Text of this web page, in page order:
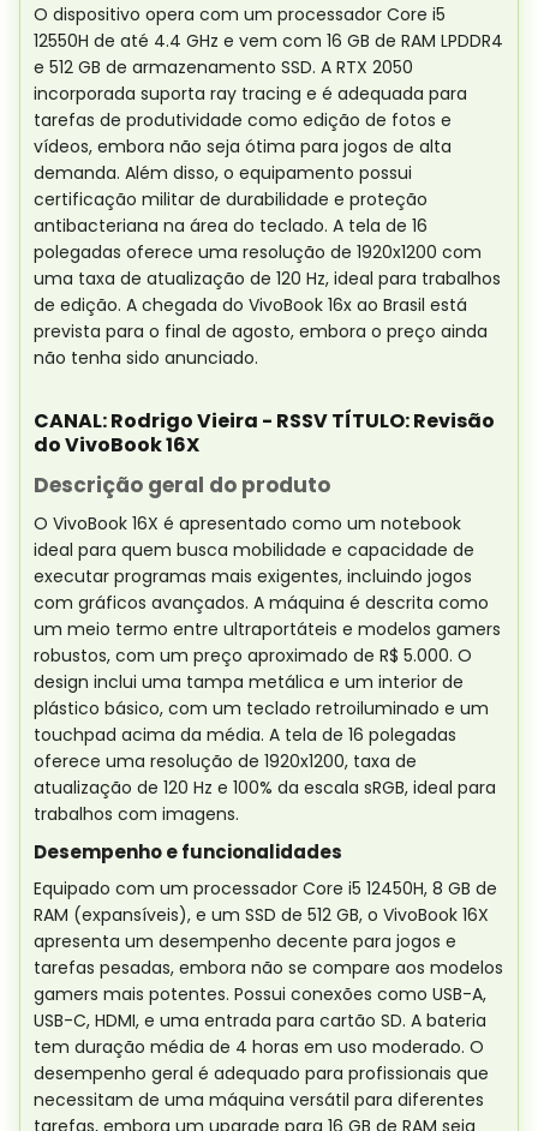
O dispositivo opera com um processador Core i5
12550H de até 4.4 GHz e vem com 16 GB de RAM LPDDR4
e 512 GB de armazenamento SSD. A RTX 2050
incorporada suporta ray tracing e é adequada para
tarefas de produtividade como edição de fotos e
vídeos, embora não seja ótima para jogos de alta
demanda. Além disso, o equipamento possui
certificação militar de durabilidade e proteção
antibacteriana na área do teclado. A tela de 16
polegadas oferece uma resolução de 1920x1200 com
uma taxa de atualização de 120 Hz, ideal para trabalhos
de edição. A chegada do VivoBook 16x ao Brasil está
prevista para o final de agosto, embora o preço ainda
não tenha sido anunciado.
CANAL: Rodrigo Vieira - RSSV TÍTULO: Revisão
do VivoBook 16X
Descrição geral do produto
O VivoBook 16X é apresentado como um notebook
ideal para quem busca mobilidade e capacidade de
executar programas mais exigentes, incluindo jogos
com gráficos avançados. A máquina é descrita como
um meio termo entre ultraportáteis e modelos gamers
robustos, com um preço aproximado de R$ 5.000. O
design inclui uma tampa metálica e um interior de
plástico básico, com um teclado retroiluminado e um
touchpad acima da média. A tela de 16 polegadas
oferece uma resolução de 1920x1200, taxa de
atualização de 120 Hz e 100% da escala sRGB, ideal para
trabalhos com imagens.
Desempenho e funcionalidades
Equipado com um processador Core i5 12450H, 8 GB de
RAM (expansíveis), e um SSD de 512 GB, o VivoBook 16X
apresenta um desempenho decente para jogos e
tarefas pesadas, embora não se compare aos modelos
gamers mais potentes. Possui conexões como USB-A,
USB-C, HDMI, e uma entrada para cartão SD. A bateria
tem duração média de 4 horas em uso moderado. O
desempenho geral é adequado para profissionais que
necessitam de uma máquina versátil para diferentes
tarefas, embora um upgrade para 16 GB de RAM seja